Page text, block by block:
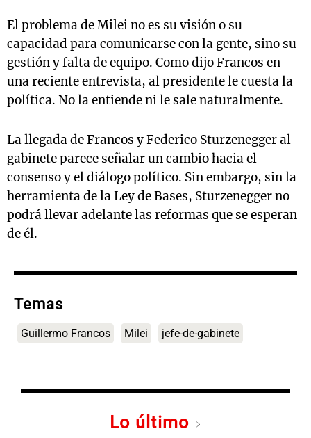
El problema de Milei no es su visión o su
capacidad para comunicarse con la gente, sino su
gestión y falta de equipo. Como dijo Francos en
una reciente entrevista, al presidente le cuesta la
política. No la entiende ni le sale naturalmente.
La llegada de Francos y Federico Sturzenegger al
gabinete parece señalar un cambio hacia el
consenso y el diálogo político. Sin embargo, sin la
herramienta de la Ley de Bases, Sturzenegger no
podrá llevar adelante las reformas que se esperan
de él.
Temas
Guillermo Francos Milei jefe-de-gabinete
Lo último